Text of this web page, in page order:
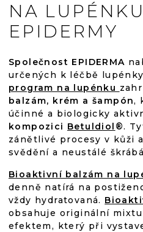
NA
EPIDERMY
Společnost EPIDERMA
určených k léčbě
program na lupénku
balzám, krém a šampón,
účinné a biologicky
kompozici Betuldiol ®.
zánětlivé procesy v kůži
svědění a neustálé
Bioaktivní balzám na
denně natírá na
vždy hydratovaná.
obsahuje originální
efektem, který při